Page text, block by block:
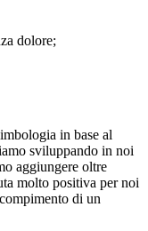
dolore;
in base al
sviluppando in noi
aggiungere oltre
molto positiva per noi
di un